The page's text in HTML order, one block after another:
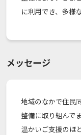
に利用でき、多様
メッセージ
地域のなかで住民
整備に取り組んで
温かいご支援のほ